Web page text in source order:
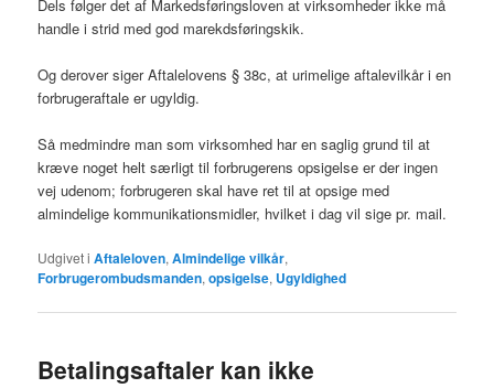
Dels følger det af Markedsføringsloven at virksomheder ikke må
handle i strid med god marekdsføringskik.
Og derover siger Aftalelovens § 38c, at urimelige aftalevilkår i en
forbrugeraftale er ugyldig.
Så medmindre man som virksomhed har en saglig grund til at
kræve noget helt særligt til forbrugerens opsigelse er der ingen
vej udenom; forbrugeren skal have ret til at opsige med
almindelige kommunikationsmidler, hvilket i dag vil sige pr. mail.
Udgivet i Aftaleloven,Almindelige vilkår,
Forbrugerombudsmanden,opsigelse, Ugyldighed
Betalingsaftaler kan ikke